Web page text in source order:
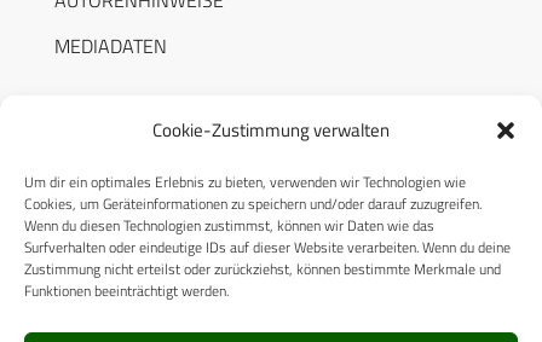
Cookie-Zustimmung verwalten
Um dir ein optimales Erlebnis zu bieten, verwenden wir Technologien wie
Cookies, um Geräteinformationen zu speichern und/oder darauf zuzugreifen.
Wenn du diesen Technologien zustimmst, können wir Daten wie das
Surfverhalten oder eindeutige IDs auf dieser Website verarbeiten. Wenn du deine
Zustimmung nicht erteilst oder zurückziehst, können bestimmte Merkmale und
Funktionen beeinträchtigt werden.
MEDIADATEN
RECHTLICHES
Datenschutzerklärung
Cookie-Richtlinie (EU)